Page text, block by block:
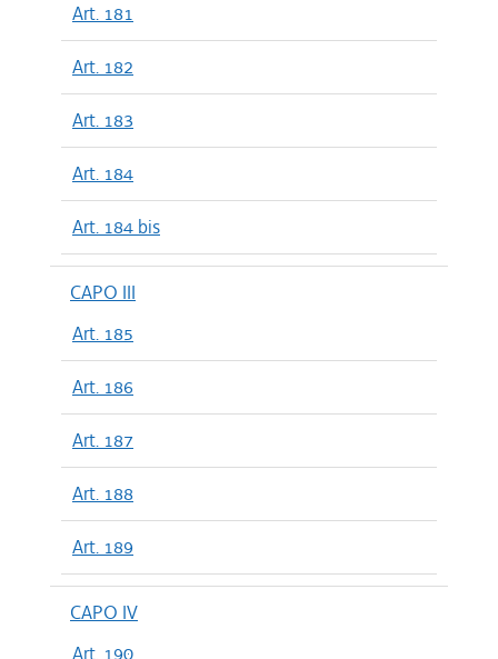
Art. 181
Art. 182
Art. 183
Art. 184
Art. 184 bis
CAPO III
Art. 185
Art. 186
Art. 187
Art. 188
Art. 189
CAPO IV
Art. 190